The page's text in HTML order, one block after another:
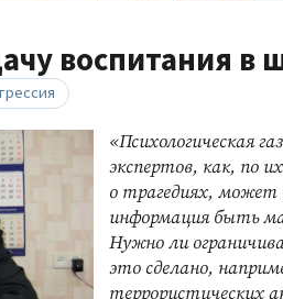
воспитания в
«Психологическая
экспертов, как, по
о трагедиях, может
информация быть
Нужно ли
это сделано,
террористических